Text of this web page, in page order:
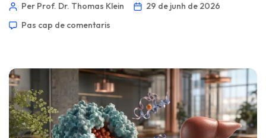
aquests marcadors mostren de manera indirecta irritació
Per Prof. Dr. Thomas Klein
29 de junh de 2026
Pas cap de comentaris